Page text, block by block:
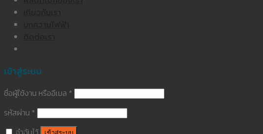
เข้าสู่ระบบ
ชื่อผู้ใช้งาน หรืออีเมล *
รหัสผ่าน *